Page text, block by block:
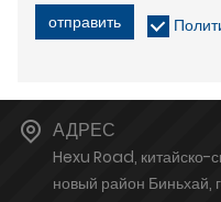
отправить
АДРЕС
Hexu Road, китайско-
новый район Биньхай,